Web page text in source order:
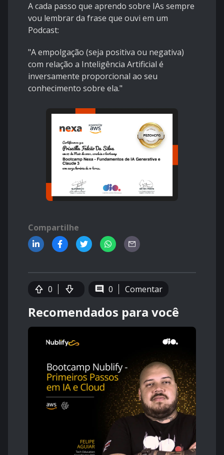
A cada passo que aprendo sobre IAs sempre
vou lembrar da frase que ouvi em um
Podcast:
"A empolgação (seja positiva ou negativa)
com relação a Inteligência Artificial é
inversamente proporcional ao seu
conhecimento sobre ela."
Compartilhe
0 0 Comentar
Recomendados para você